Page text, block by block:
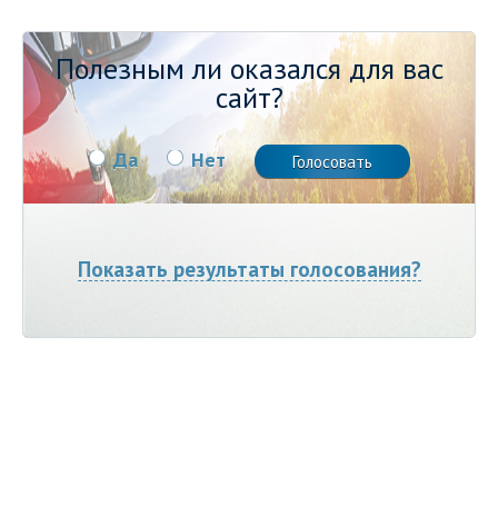
Полезным ли оказался для вас
сайт?
Да Нет
Показать результаты голосования?